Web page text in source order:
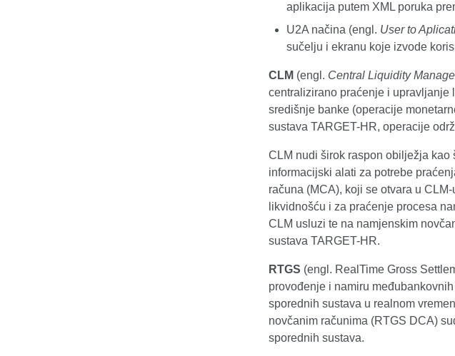
aplikacija putem XML poruka
U2A načina (engl. User to
sučelju i ekranu koje izvode
CLM (engl. Central Liquidity
centralizirano praćenje i upravljanje
središnje banke (operacije
sustava TARGET-HR, operacije
CLM nudi širok raspon obilježja
informacijski alati za potrebe
računa (MCA), koji se otvara u
likvidnošću i za praćenje procesa
CLM usluzi te na namjenskim
sustava TARGET-HR.
RTGS (engl. RealTime Gross
provođenje i namiru
sporednih sustava u realnom
novčanim računima (RTGS DCA)
sporednih sustava.